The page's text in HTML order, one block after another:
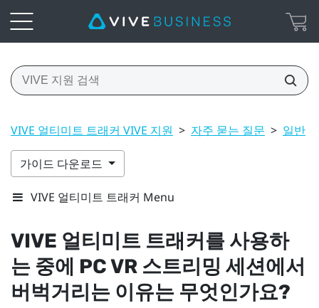
VIVE 얼티미트 트래커 VIVE 지원 > 자주 묻는 질문 > 일반
가이드 다운로드
VIVE 얼티미트 트래커 Menu
VIVE 얼티미트 트래커를 사용하
는 중에 PC VR 스트리밍 세션에서
버벅거리는 이유는 무엇인가요?